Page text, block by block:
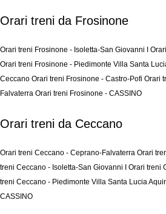
Orari treni da Frosinone
Orari treni Frosinone - Isoletta-San Giovanni I
Orari treni Frosinone - Piedimonte Villa Santa
Ceccano Orari treni Frosinone - Castro-Pofi Orari
Falvaterra Orari treni Frosinone - CASSINO
Orari treni da Ceccano
Orari treni Ceccano - Ceprano-Falvaterra Orari
treni Ceccano - Isoletta-San Giovanni I Orari treni
treni Ceccano - Piedimonte Villa Santa Lucia
CASSINO